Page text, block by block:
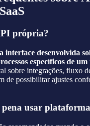
própria?
interface desenvolvida
específicos de
sobre integrações, fluxo
de possibilitar ajustes
usar